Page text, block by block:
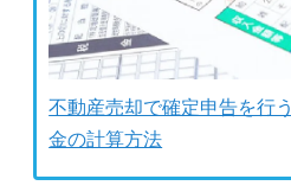
不動産売却で確定申告を行
金の計算方法